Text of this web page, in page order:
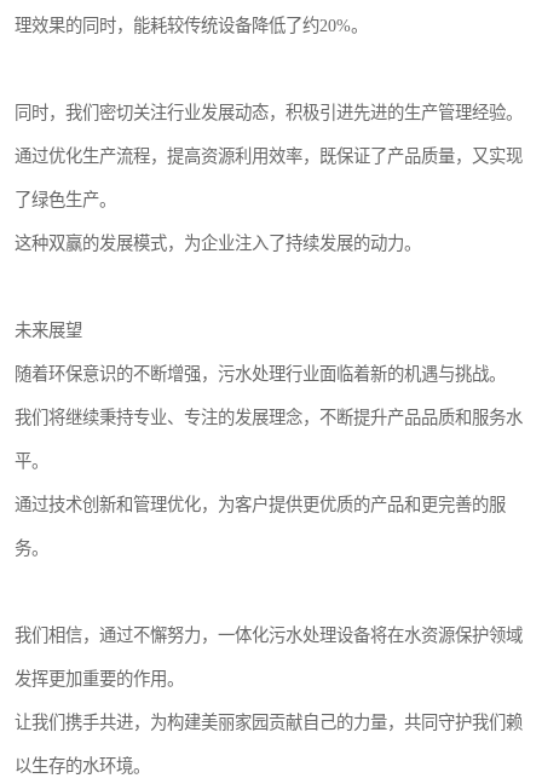
理效果的同时，能耗较传统设备降低了约20%。
同时，我们密切关注行业发展动态，积极引进先进的生产管理经验。
通过优化生产流程，提高资源利用效率，既保证了产品质量，又实现
了绿色生产。
这种双赢的发展模式，为企业注入了持续发展的动力。
未来展望
随着环保意识的不断增强，污水处理行业面临着新的机遇与挑战。
我们将继续秉持专业、专注的发展理念，不断提升产品品质和服务水
平。
通过技术创新和管理优化，为客户提供更优质的产品和更完善的服
务。
我们相信，通过不懈努力，一体化污水处理设备将在水资源保护领域
发挥更加重要的作用。
让我们携手共进，为构建美丽家园贡献自己的力量，共同守护我们赖
以生存的水环境。